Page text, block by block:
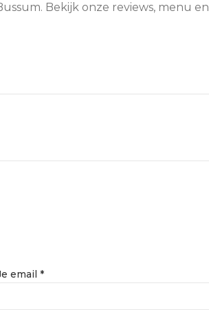
Bekijk onze reviews, menu en
email *